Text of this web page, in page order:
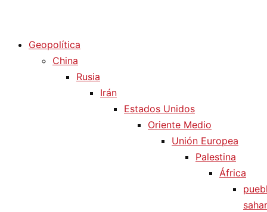
Geopolítica
China
Rusia
Irán
Estados Unidos
Oriente Medio
Unión Europea
Palestina
África